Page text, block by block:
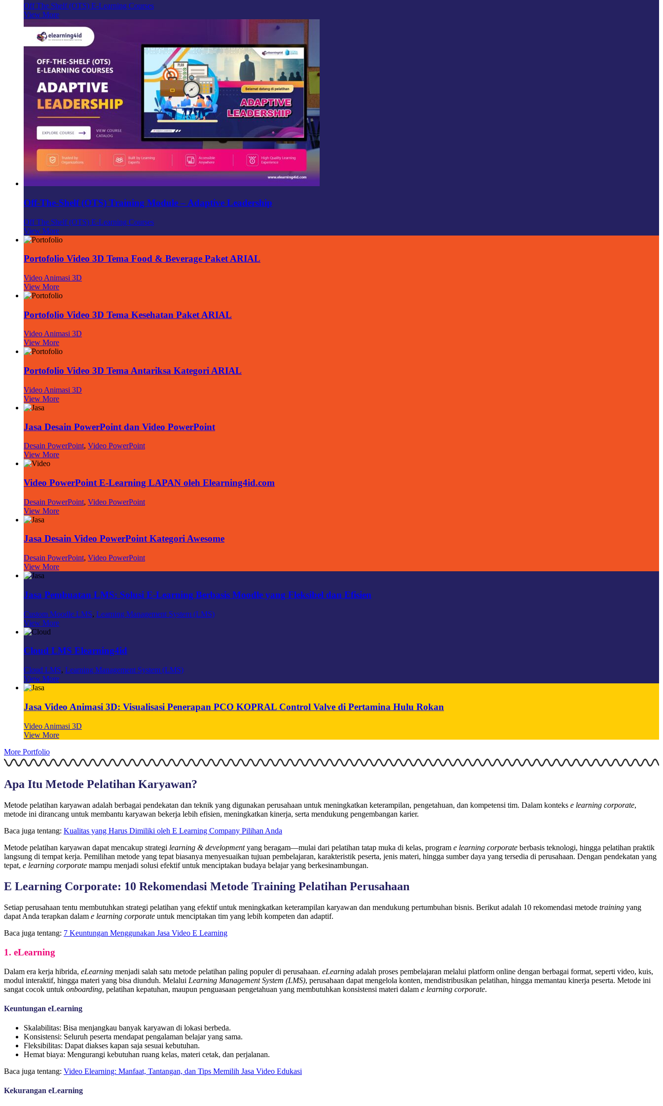
Off The Shelf (OTS) E-Learning Courses
View More
Off-The-Shelf (OTS) Training Module – Adaptive Leadership
Off The Shelf (OTS) E-Learning Courses
View More
Portofolio Video 3D Tema Food & Beverage Paket ARIAL
Video Animasi 3D
View More
Portofolio Video 3D Tema Kesehatan Paket ARIAL
Video Animasi 3D
View More
Portofolio Video 3D Tema Antariksa Kategori ARIAL
Video Animasi 3D
View More
Jasa Desain PowerPoint dan Video PowerPoint
Desain PowerPoint, Video PowerPoint
View More
Video PowerPoint E-Learning LAPAN oleh Elearning4id.com
Desain PowerPoint, Video PowerPoint
View More
Jasa Desain Video PowerPoint Kategori Awesome
Desain PowerPoint, Video PowerPoint
View More
Jasa Pembuatan LMS: Solusi E-Learning Berbasis Moodle yang Fleksibel dan Efisien
Custom Moodle LMS, Learning Management System (LMS)
View More
Cloud LMS Elearning4id
Cloud LMS, Learning Management System (LMS)
View More
Jasa Video Animasi 3D: Visualisasi Penerapan PCO KOPRAL Control Valve di Pertamina Hulu Rokan
Video Animasi 3D
View More
More Portfolio
Apa Itu Metode Pelatihan Karyawan?
Metode pelatihan karyawan adalah berbagai pendekatan dan teknik yang digunakan perusahaan untuk meningkatkan keterampilan, pengetahuan, dan kompetensi tim. Dalam konteks e learning corporate,
metode ini dirancang untuk membantu karyawan bekerja lebih efisien, meningkatkan kinerja, serta mendukung pengembangan karier.
Baca juga tentang: Kualitas yang Harus Dimiliki oleh E Learning Company Pilihan Anda
Metode pelatihan karyawan dapat mencakup strategi learning & developmentyang beragam—mulai dari pelatihan tatap muka di kelas, program e learning corporate berbasis teknologi, hingga pelatihan praktik
langsung di tempat kerja. Pemilihan metode yang tepat biasanya menyesuaikan tujuan pembelajaran, karakteristik peserta, jenis materi, hingga sumber daya yang tersedia di perusahaan. Dengan pendekatan yang
tepat, e learning corporate mampu menjadi solusi efektif untuk menciptakan budaya belajar yang berkesinambungan.
E Learning Corporate: 10 Rekomendasi Metode Training Pelatihan Perusahaan
Setiap perusahaan tentu membutuhkan strategi pelatihan yang efektif untuk meningkatkan keterampilan karyawan dan mendukung pertumbuhan bisnis. Berikut adalah 10 rekomendasi metode training yang
dapat Anda terapkan dalam e learning corporate untuk menciptakan tim yang lebih kompeten dan adaptif.
Baca juga tentang: 7 Keuntungan Menggunakan Jasa Video E Learning
1. eLearning
Dalam era kerja hibrida, eLearning menjadi salah satu metode pelatihan paling populer di perusahaan. eLearning adalah proses pembelajaran melalui platform online dengan berbagai format, seperti video, kuis,
modul interaktif, hingga materi yang bisa diunduh. Melalui Learning Management System (LMS), perusahaan dapat mengelola konten, mendistribusikan pelatihan, hingga memantau kinerja peserta. Metode ini
sangat cocok untuk onboarding, pelatihan kepatuhan, maupun penguasaan pengetahuan yang membutuhkan konsistensi materi dalam e learning corporate.
Keuntungan eLearning
Skalabilitas: Bisa menjangkau banyak karyawan di lokasi berbeda.
Konsistensi: Seluruh peserta mendapat pengalaman belajar yang sama.
Fleksibilitas: Dapat diakses kapan saja sesuai kebutuhan.
Hemat biaya: Mengurangi kebutuhan ruang kelas, materi cetak, dan perjalanan.
Baca juga tentang: Video Elearning: Manfaat, Tantangan, dan Tips Memilih Jasa Video Edukasi
Kekurangan eLearning